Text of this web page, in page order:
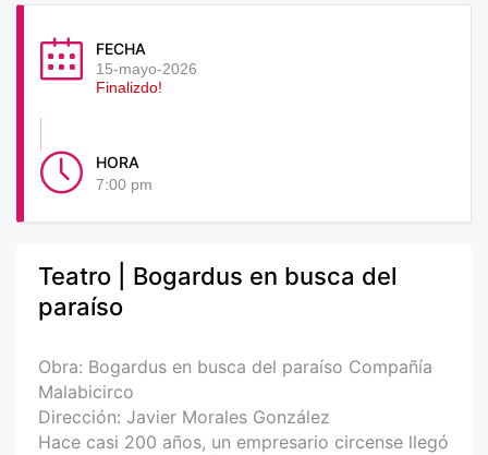
FECHA
15-mayo-2026
Finalizdo!
HORA
7:00 pm
Teatro | Bogardus en busca del
paraíso
Obra: Bogardus en busca del paraíso Compañía
Malabicirco
Dirección: Javier Morales González
Hace casi 200 años, un empresario circense llegó